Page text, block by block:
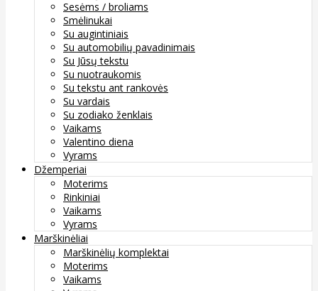
Sesėms / broliams
Smėlinukai
Su augintiniais
Su automobilių pavadinimais
Su Jūsų tekstu
Su nuotraukomis
Su tekstu ant rankovės
Su vardais
Su zodiako ženklais
Vaikams
Valentino diena
Vyrams
Džemperiai
Moterims
Rinkiniai
Vaikams
Vyrams
Marškinėliai
Marškinėlių komplektai
Moterims
Vaikams